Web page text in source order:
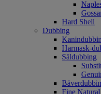
Hard Shell
Dubbing
Harmask-
Säldubbing
Fine